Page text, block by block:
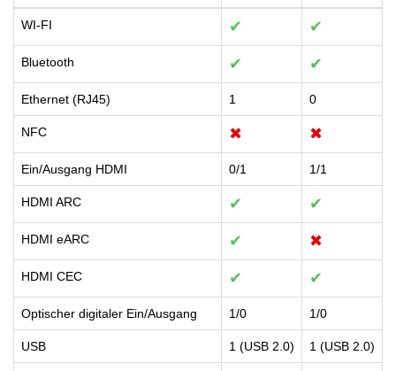
WI-FI ✔ ✔
Bluetooth ✔ ✔
Ethernet (RJ45) 1 0
NFC ✖ ✖
Ein/Ausgang HDMI 0/1 1/1
HDMI ARC ✔ ✔
HDMI eARC ✔ ✖
HDMI CEC ✔ ✔
Optischer digitaler Ein/Ausgang 1/0 1/0
USB 1 (USB 2.0) 1 (USB 2.0)